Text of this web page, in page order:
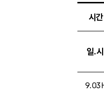
시간
일.시